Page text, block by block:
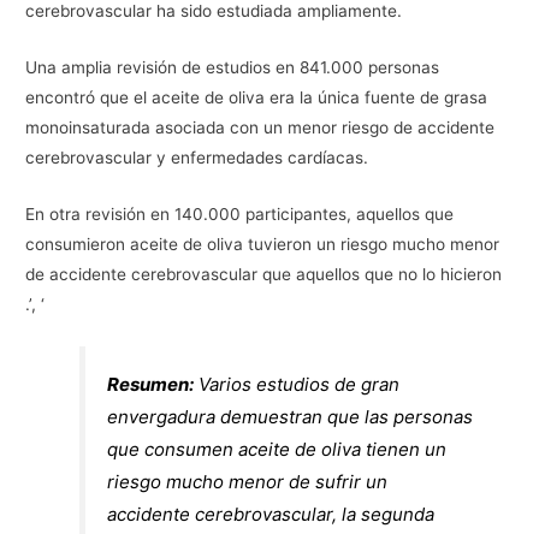
cerebrovascular ha sido estudiada ampliamente.
Una amplia revisión de estudios en 841.000 personas
encontró que el aceite de oliva era la única fuente de grasa
monoinsaturada asociada con un menor riesgo de accidente
cerebrovascular y enfermedades cardíacas.
En otra revisión en 140.000 participantes, aquellos que
consumieron aceite de oliva tuvieron un riesgo mucho menor
de accidente cerebrovascular que aquellos que no lo hicieron
.’, ‘
Resumen: Varios estudios de gran
envergadura demuestran que las personas
que consumen aceite de oliva tienen un
riesgo mucho menor de sufrir un
accidente cerebrovascular, la segunda